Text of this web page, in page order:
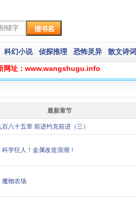
科幻小说 侦探推理 恐怖灵异 散文诗词
网址：www.wangshugu.info
最新章节
八十五章 前进约克前进（三）
学狂人！金属改造浪潮！
魔物农场